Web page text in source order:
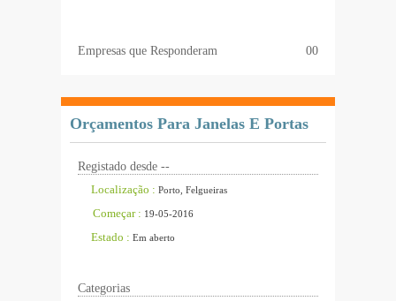
Empresas que Responderam 00
Orçamentos Para Janelas E Portas
Registado desde --
Localização : Porto, Felgueiras
Começar : 19-05-2016
Estado : Em aberto
Categorias